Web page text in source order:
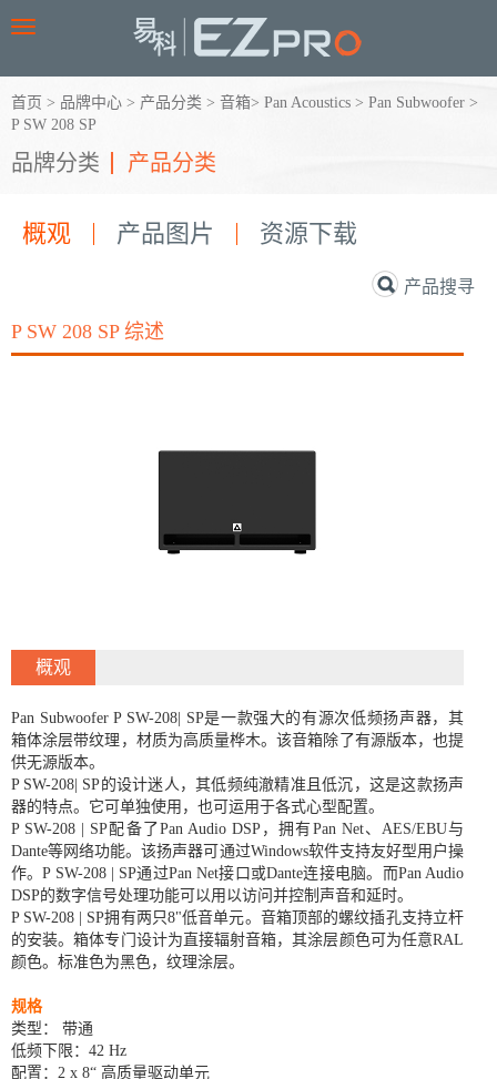
Toggle
首页 > 品牌中心 > 产品分类 > 音箱> Pan Acoustics > Pan Subwoofer >
P SW 208 SP
品牌分类 产品分类
概观 产品图片 资源下载
产品搜寻
P SW 208 SP 综述
概观
Pan Subwoofer P SW-208| SP是一款强大的有源次低频扬声器，其
箱体涂层带纹理，材质为高质量桦木。该音箱除了有源版本，也提
供无源版本。
P SW-208| SP的设计迷人，其低频纯澈精准且低沉，这是这款扬声
器的特点。它可单独使用，也可运用于各式心型配置。
P SW-208 | SP配备了Pan Audio DSP，拥有Pan Net、AES/EBU与
Dante等网络功能。该扬声器可通过Windows软件支持友好型用户操
作。P SW-208 | SP通过Pan Net接口或Dante连接电脑。而Pan Audio
DSP的数字信号处理功能可以用以访问并控制声音和延时。
P SW-208 | SP拥有两只8"低音单元。音箱顶部的螺纹插孔支持立杆
的安装。箱体专门设计为直接辐射音箱，其涂层颜色可为任意RAL
颜色。标准色为黑色，纹理涂层。
规格
类型： 带通
低频下限：42 Hz
配置：2 x 8“ 高质量驱动单元